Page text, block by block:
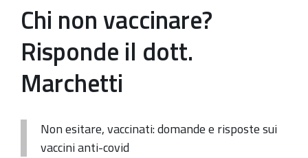
Chi non vaccinare?
Risponde il dott.
Marchetti
Non esitare, vaccinati: domande e risposte sui
vaccini anti-covid